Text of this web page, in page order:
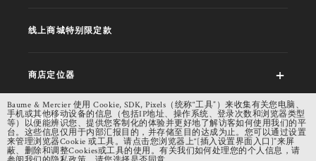
线上商城特别限定款
商店定位器
法律声明
Baume & Mercier 使用 Cookie, SDK, Pixels（统称“工具”）来收集有关您电脑、
手机或其他移动设备的信息（包括IP地址、操作系统、登录次数和浏览器类型
等）以便能辨识您、提供您客制化的体验并更好地了解访客如何使用我们的平
台。这些信息仅用于内部汇报目的，并存储至目的达成为止。您可以通过设置
来管理浏览器Cookie 或工具。请点击您浏览器上“[插入设置界面入口]”来屏
蔽、删除和调整Cookies或工具的使用。有关我们如何处理您的个人信息，请